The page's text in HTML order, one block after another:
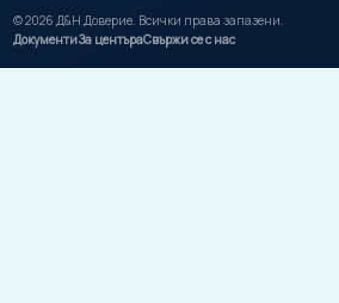
©2026 Д&Н Доверие. Всички права запазени.
ДокументиЗа центъраСвържи се с нас